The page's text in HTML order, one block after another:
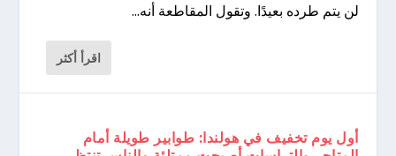
لن يتم طرده بعيدًا. وتقول المقاطعة أنه...
اقرأ أكثر
أول يوم تخفيف في هولندا: طوابير طويلة أمام